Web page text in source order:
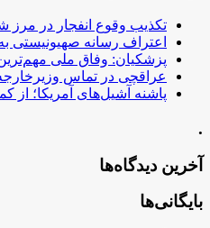
تکذیب وقوع انفجار در مرز
اعتراف رسانه صهیونیستی
پزشکیان: وفاق ملی
عراقچی در تماس
پاشنه آشیل‌های آمریکا؛ از
.
آخرین دیدگاه‌ها
بایگانی‌ها